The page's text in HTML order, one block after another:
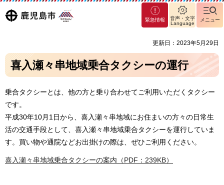
鹿児島
マグ
マシ
緊急情報
音声・文字
Language
メニュー
更新日：2023年5月29日
喜入瀬々串地域乗合タクシーの運行
乗合タクシーとは、他の方と乗り合わせてご利用いただくタクシー
です。
平成30年10月1日から、喜入瀬々串地域にお住まいの方々の日常生
活の交通手段として、喜入瀬々串地域乗合タクシーを運行していま
す。買い物や通院などお出掛けの際は、ぜひご利用ください。
喜入瀬々串地域乗合タクシーの案内（PDF：239KB）